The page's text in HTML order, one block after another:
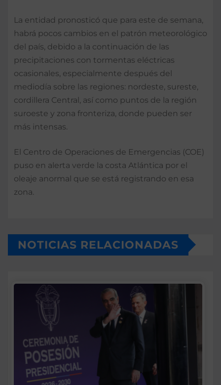
La entidad pronosticó que para este de semana,
habrá pocos cambios en el patrón meteorológico
del país, debido a la continuación de las
precipitaciones con tormentas eléctricas
ocasionales, especialmente después del
mediodía sobre las regiones: nordeste, sureste,
cordillera Central, así como puntos de la región
suroeste y zona fronteriza, donde pueden ser
más intensas.
El Centro de Operaciones de Emergencias (COE)
puso en alerta verde la costa Atlántica por el
oleaje anormal que se está registrando en esa
zona.
NOTICIAS RELACIONADAS